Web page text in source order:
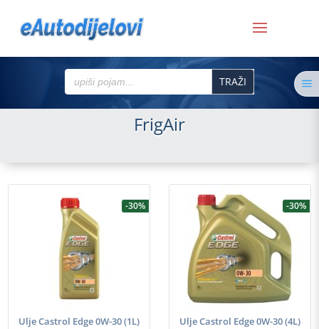
Search
for:
FrigAir
-30%
Ulje Castrol Edge 0W-30 (1L)
-30%
Ulje Castrol Edge 0W-30 (4L)
a